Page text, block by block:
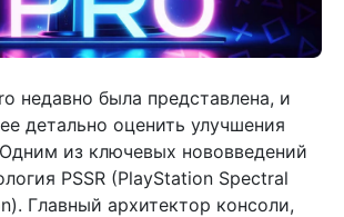
недавно была представлена, и
детально оценить улучшения
из ключевых нововведений
PSSR (PlayStation Spectral
Главный архитектор консоли,